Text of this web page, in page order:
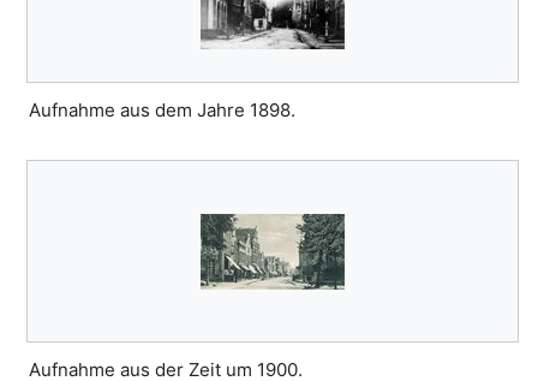
Aufnahme aus dem Jahre 1898.
Aufnahme aus der Zeit um 1900.